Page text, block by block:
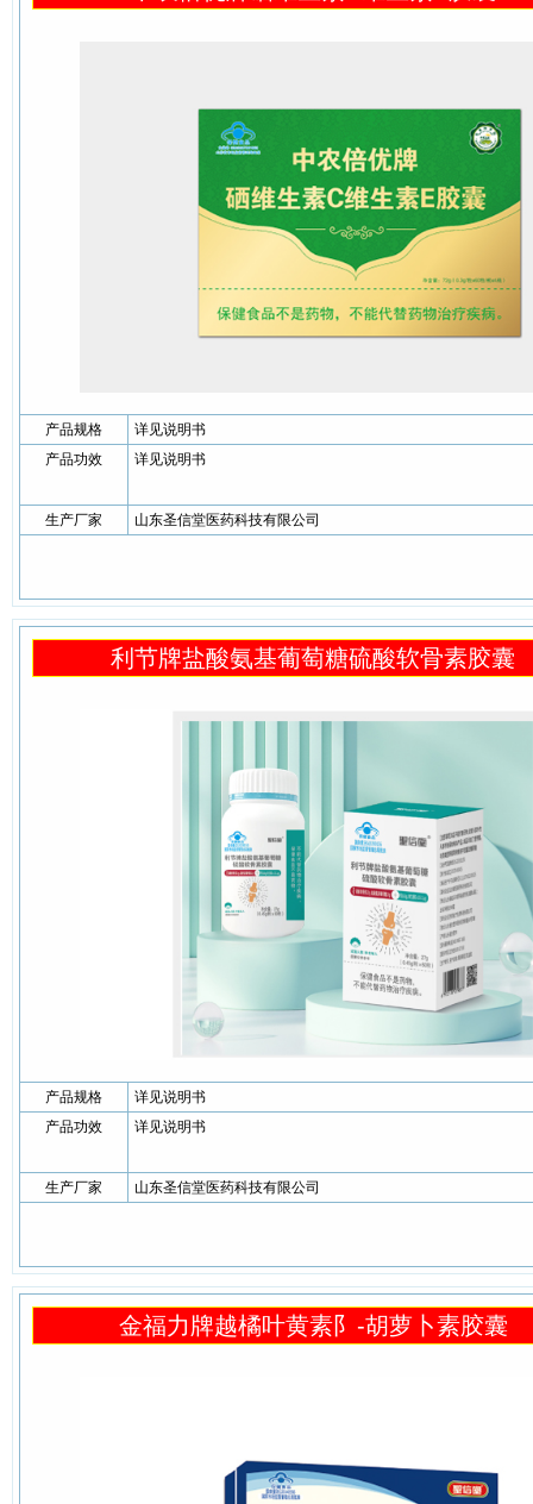
产品规格
详见说明书
产品功效
详见说明书
生产厂家 山东圣信堂医药科技有限公司
利节牌盐酸氨基葡萄糖硫酸软骨素胶囊
产品规格
详见说明书
产品功效
详见说明书
生产厂家 山东圣信堂医药科技有限公司
金福力牌越橘叶黄素阝-胡萝卜素胶囊